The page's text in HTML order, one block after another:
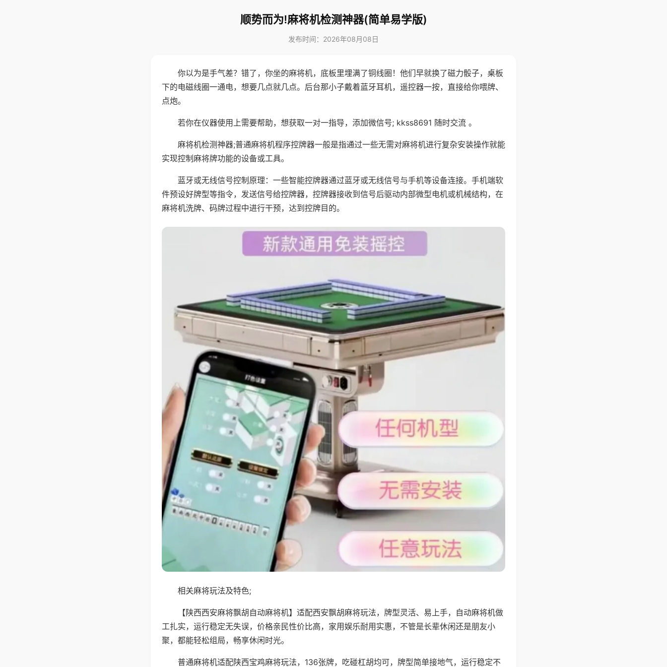
顺势而为!麻将机检测神器(简单易学版)
发布时间：2026年08月08日
你以为是手气差？错了，你坐的麻将机，底板里埋满了铜线圈！他们早就换了磁力骰子，桌板
下的电磁线圈一通电，想要几点就几点。后台那小子戴着蓝牙耳机，遥控器一按，直接给你喂牌、
点炮。
若你在仪器使用上需要帮助，想获取一对一指导，添加微信号; kkss8691 随时交流 。
麻将机检测神器;普通麻将机程序控牌器一般是指通过一些无需对麻将机进行复杂安装操作就能
实现控制麻将牌功能的设备或工具。
蓝牙或无线信号控制原理：一些智能控牌器通过蓝牙或无线信号与手机等设备连接。手机端软
件预设好牌型等指令，发送信号给控牌器，控牌器接收到信号后驱动内部微型电机或机械结构，在
麻将机洗牌、码牌过程中进行干预，达到控牌目的。
相关麻将玩法及特色;
【陕西西安麻将飘胡自动麻将机】适配西安飘胡麻将玩法，牌型灵活、易上手，自动麻将机做
工扎实，运行稳定无失误，价格亲民性价比高，家用娱乐耐用实惠，不管是长辈休闲还是朋友小
聚，都能轻松组局，畅享休闲时光。
普通麻将机适配陕西宝鸡麻将玩法，136张牌，吃碰杠胡均可，牌型简单接地气，运行稳定不